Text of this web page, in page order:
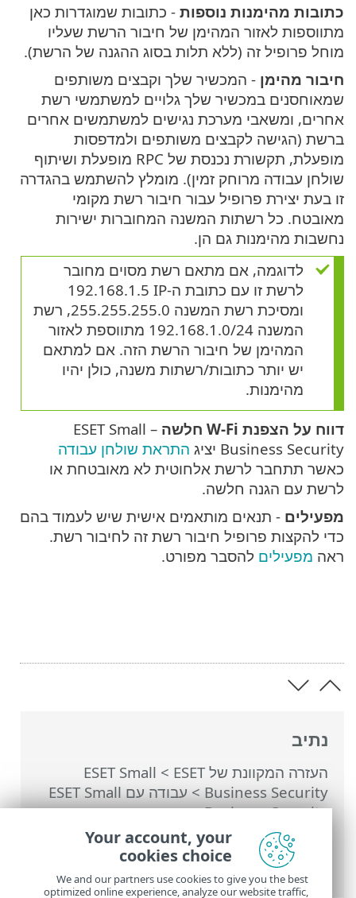
נתיב
העזרה המקוונת של ESET >
ESET Small
Business Security
>
עבודה עם ESET Small
Business Security
>הגדרות מתקדמות>
>הגנת גישה לאינטרנט>פרופילים של
חיבורי רשת
> הוספה או עריכה של פרופילי
חיבור רשת
כתובות מהימנות נוספות - כתובות שמוגדרות כאן
מתווספות לאזור המהימן של חיבור הרשת שעליו
מוחל פרופיל זה (ללא תלות בסוג ההגנה של הרשת).
חיבור מהימן - המכשיר שלך וקבצים משותפים
שמאוחסנים במכשיר שלך גלויים למשתמשי רשת
אחרים, ומשאבי מערכת נגישים למשתמשים אחרים
ברשת (הגישה לקבצים משותפים ולמדפסות
מופעלת, תקשורת נכנסת של RPC מופעלת ושיתוף
שולחן עבודה מרוחק זמין). מומלץ להשתמש בהגדרה
זו בעת יצירת פרופיל עבור חיבור רשת מקומי
מאובטח. כל רשתות המשנה המחוברות ישירות
נחשבות מהימנות גם הן.
לדוגמה, אם מתאם רשת מסוים מחובר
לרשת זו עם כתובת ה-IP ‏192.168.1.5
ומסיכת רשת המשנה 255.255.255.0, רשת
המשנה 192.168.1.0/24 מתווספת לאזור
המהימן של חיבור הרשת הזה. אם למתאם
יש יותר כתובות/רשתות משנה, כולן יהיו
מהימנות.
דווח על הצפנת W-Fi חלשה
– ESET Small
Business Security יציג
התראת שולחן עבודה
כאשר תתחבר לרשת אלחוטית לא מאובטחת או
לרשת עם הגנה חלשה.
מפעילים - תנאים מותאמים אישית שיש לעמוד בהם
כדי להקצות פרופיל חיבור רשת זה לחיבור רשת.
ראה מפעילים להסבר מפורט.
Your account, your
cookies choice
We and our partners use cookies to give you the best
optimized online experience, analyze our website traffic,